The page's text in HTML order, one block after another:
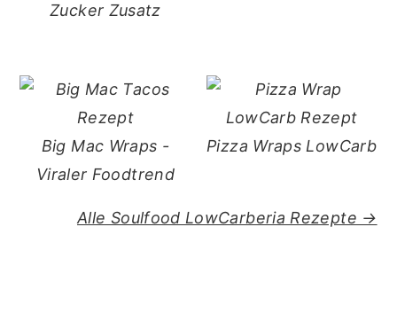
Zucker Zusatz
Big Mac Wraps -
Viraler Foodtrend
Pizza Wraps LowCarb
Alle Soulfood LowCarberia Rezepte →